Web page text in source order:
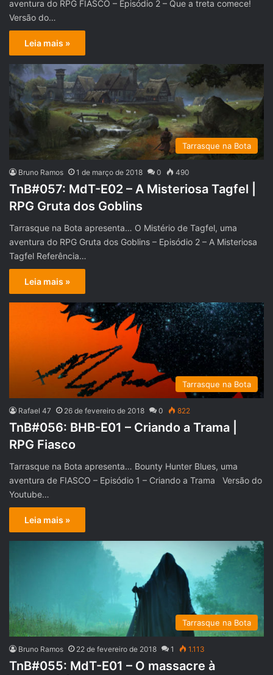
aventura do RPG FIASCO – Episódio 2 – Que a treta comece!
Versão do…
Leia mais »
Tarrasque na Bota
Bruno Ramos 1 de março de 2018 0 490
TnB#057: MdT-E02 – A Misteriosa Tagfel |
RPG Gruta dos Goblins
Tarrasque na Bota apresenta… O Mistério de Tagfel, uma
aventura do RPG Gruta dos Goblins – Episódio 2 – A Misteriosa
Tagfel Referência…
Leia mais »
Tarrasque na Bota
Rafael 47 26 de fevereiro de 2018 0 822
TnB#056: BHB-E01 – Criando a Trama |
RPG Fiasco
Tarrasque na Bota apresenta… Bounty Hunter Blues, uma
aventura de FIASCO – Episódio 1 – Criando a Trama Versão do
Youtube…
Leia mais »
Tarrasque na Bota
Bruno Ramos 22 de fevereiro de 2018 1 1.113
TnB#055: MdT-E01 – O massacre à